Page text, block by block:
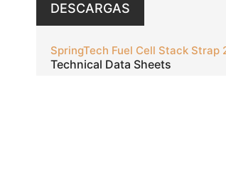
DESCARGAS
SpringTech Fuel Cell Stack Strap
Technical Data Sheets